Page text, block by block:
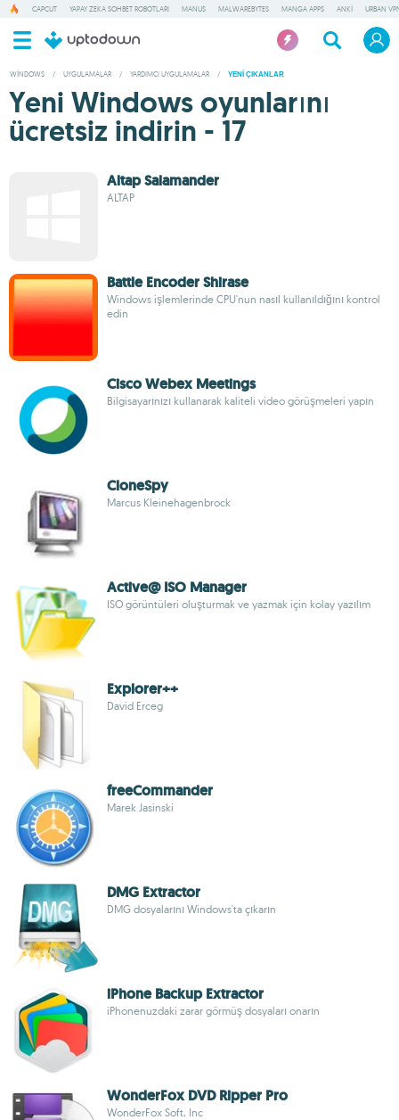
CAPCUT YAPAY ZEKA SOHBET ROBOTLARI MANUS MALWAREBYTES MANGA APPS ANKI URBAN
WINDOWS / UYGULAMALAR / YARDIMCI UYGULAMALAR / YENI ÇIKANLAR
Yeni Windows oyunlarını
ücretsiz indirin - 17
Altap Salamander
ALTAP
Battle Encoder Shirase
Windows işlemlerinde CPU'nun nasıl kullanıldığını kontrol
edin
Cisco Webex Meetings
Bilgisayarınızı kullanarak kaliteli video görüşmeleri yapın
CloneSpy
Marcus Kleinehagenbrock
Active@ ISO Manager
ISO görüntüleri oluşturmak ve yazmak için kolay yazılım
Explorer++
David Erceg
freeCommander
Marek Jasinski
DMG Extractor
DMG dosyalarını Windows'ta çıkarın
iPhone Backup Extractor
iPhonenuzdaki zarar görmüş dosyaları onarın
WonderFox DVD Ripper Pro
WonderFox Soft, Inc